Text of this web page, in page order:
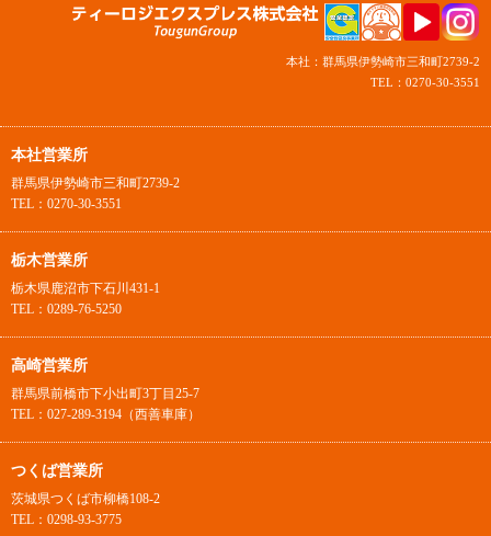
本社：群馬県伊勢崎市三和町2739-2
TEL：0270-30-3551
本社営業所
群馬県伊勢崎市三和町2739-2
TEL：0270-30-3551
栃木営業所
栃木県鹿沼市下石川431-1
TEL：0289-76-5250
高崎営業所
群馬県前橋市下小出町3丁目25-7
TEL：027-289-3194（西善車庫）
つくば営業所
茨城県つくば市柳橋108-2
TEL：0298-93-3775